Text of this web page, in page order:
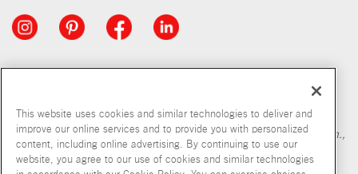
© McCormick & Company, Inc. 2026
*Source : Nielsen MarketTrack, marché québécois des épic., pharm.,
gr. surf., entr. et grossistes, période de 52 semaines se terminant le
29 janvier 2022, total des assaisonnements pour
This website uses cookies and similar technologies to deliver and
improve our online services and to provide you with personalized
content, including online advertising. By continuing to use our
website, you agree to our use of cookies and similar technologies